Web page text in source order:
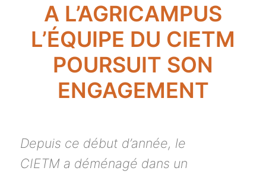
A L’AGRICAMPUS
L’ÉQUIPE DU CIETM
POURSUIT SON
ENGAGEMENT
Depuis ce début d’année, le
CIETM a déménagé dans un